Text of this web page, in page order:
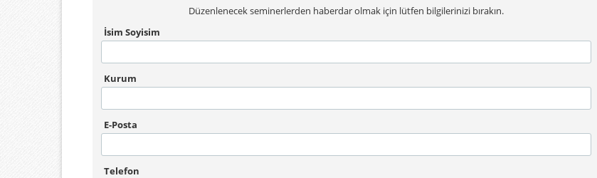
Düzenlenecek seminerlerden haberdar olmak için lütfen bilgilerinizi bırakın.
İsim Soyisim
Kurum
E-Posta
Telefon